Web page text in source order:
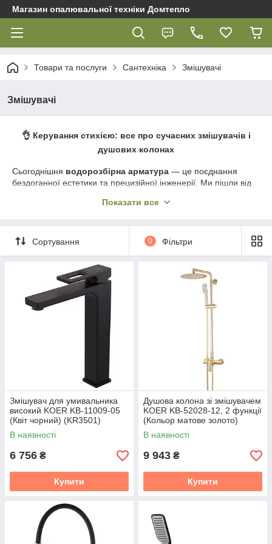
Магазин опалювальної техніки Домтепло
Товари та послуги Сантехніка Змішувачі
Змішувачі
👌 Керування стихією: все про сучасних змішувачів і
душових колонах
Сьогоднішня водорозбірна арматура — це поєднання
бездоганної естетики та прецизійної інженерії. Ми пішли від
картриджів, які миттєво вирівнюють температуру під час
рішення, здатні перетворити звичайне прийняття душу на
сеанс гідротерапії. Якщо ви плануєтекупити змішувач у
доставкою в Україні, наш асортимент дасть змогу
укомплектувати ванну кімнату обладнанням, яке слугуватиме
десятиліття.
Технологічні тренди та формати:
Душові колони з термостатом:
Забезпечують
стабільну температуру води (+38 °C за
замовчуванням), усуваючи ризик ошпарювання, навіть
якщо на кухні додали холодну воду. 🌡️
Тропічний душ (Rainshower):
Спеціальні лійки з
домішкою повітря створюють ефект м'якого літнього
дощу, знижуючи водночас реальну витрату води. 🌬️
Прихований монтаж:
Усі робочі вузли подавання
водиховаються в стіну, залишаючи зовні тільки
лаконічні важелі та виливи. ⬛
Нанонапилення робить поверхню
сантехнічних кранів
вдесятеро стійкіший до подряпин
і агресивних мийних засобів. ✨
Елемент системи Функція
Матеріал
Змішувач
Змішування та
Показати все
Сортування 0 Фільтри
Змішувач для умивальника
високий KOER KB-11009-05
(Квіт чорний) (KR3501)
В наявності
6 756 ₴
Купити
Душова колона зі змішувачем
KOER KB-52028-12, 2 функції
(Кольор матове золото)
(KR5311)
В наявності
9 943 ₴
Купити